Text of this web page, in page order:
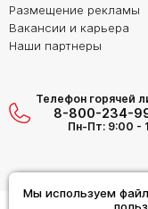
Мы используем
Размещение рекламы
Вакансии и карьера
Наши партнеры
Телефон горячей
8-800-234-
Пн-Пт: 9:00 -